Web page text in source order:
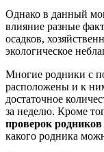
Однако в данный
влияние разные
осадков,
экологическое
Многие родники с
расположены и к
достаточное
за неделю. Кроме
проверок
какого родника